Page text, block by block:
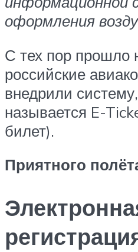
оформления
С тех пор прошло
российские
внедрили
называется E-
билет).
Приятного